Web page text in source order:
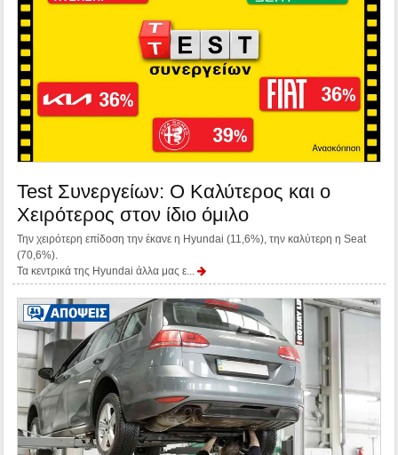
Test Συνεργείων: Ο Καλύτερος και ο
Χειρότερος στον ίδιο όμιλο
Την χειρότερη επίδοση την έκανε η Hyundai (11,6%), την καλύτερη η Seat
(70,6%).
Τα κεντρικά της Hyundai άλλα μας ε...